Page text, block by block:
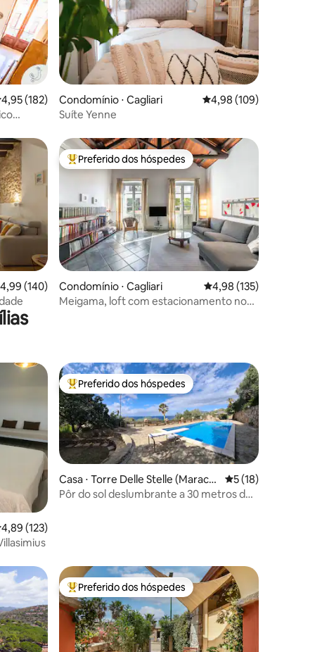
de uma avaliação média de 5, 182 avaliações
4,95 (182)
Condomínio ⋅ Cagliari 4,98 de uma avaliação
4,98 (109)
Suíte Yenne
hóspedes
de uma avaliação média de 5, 140 avaliações
4,99 (140)
cidade
Entre os melhores preferidos dos hóspedes
Preferido dos hóspedes
Condomínio ⋅ Cagliari 4,98 de uma avaliação
4,98 (135)
Meigama, loft com estacionamento no
de uma avaliação média de 5, 123 avaliações
4,89 (123)
Entre os melhores preferidos dos hóspedes
Preferido dos hóspedes
Casa ⋅ Torre Delle Stelle (Maracal
agonis)
5 de uma
5 (18)
Pôr do sol deslumbrante a 30 metros do
Entre os melhores preferidos dos hóspedes
Preferido dos hóspedes